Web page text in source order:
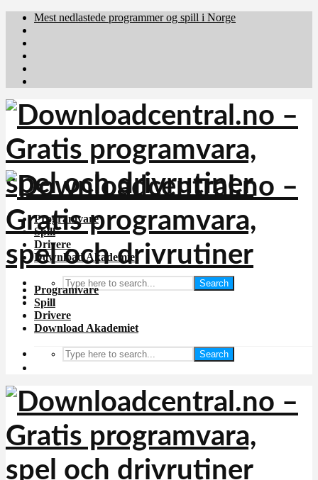
Mest nedlastede programmer og spill i Norge
Programvare
Spill
Drivere
Download Akademiet
Search
Programvare
Spill
Drivere
Download Akademiet
Search